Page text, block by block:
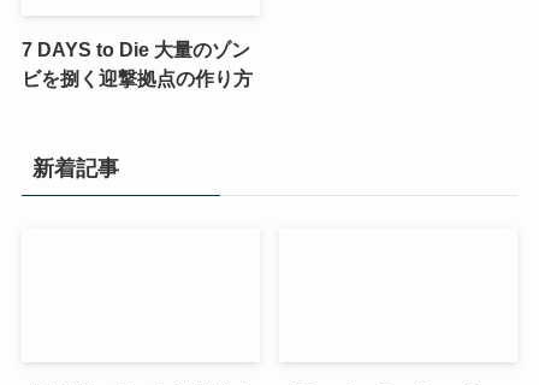
7 DAYS to Die 大量のゾン
ビを捌く迎撃拠点の作り方
新着記事